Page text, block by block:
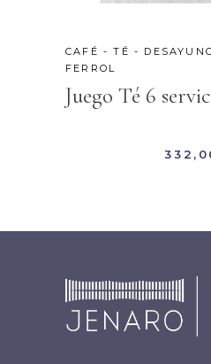
CAFÉ - TÉ -
FERROL
Juego Té 6